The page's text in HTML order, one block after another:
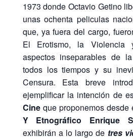
1973 donde Octavio Getino
unas ochenta peliculas
que, ya fuera del cargo,
El Erotismo, la
aspectos inseparables de
todos los tiempos y su
Censura. Esta breve
ejemplificar la intención de
Cineque proponemos desde
Y Etnográfico Enrique
exhibirán a lo largo de tres